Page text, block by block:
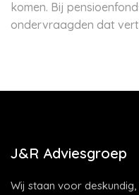
komen. Bij
ondervraagden dat
J&R Adviesgroep
Wij staan voor